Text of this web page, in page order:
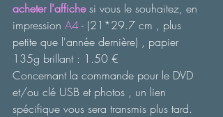
acheter l'affiche si vous le souhaitez, en
impression A4 - (21*29.7 cm , plus
petite que l'année dernière) , papier
135g brillant : 1.50 €
Concernant la commande pour le DVD
et/ou clé USB et photos , un lien
spécifique vous sera transmis plus tard.